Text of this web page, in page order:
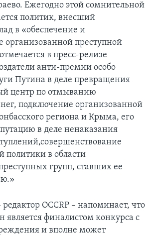
Ежегодно этой сомнительной
политик, внесший
в «обеспечение и
организованной преступной
в пресс-релизе
анти-премии особо
Путина в деле превращения
центр по отмыванию
подключение организованной
региона и Крыма, его
в деле ненаказания
политики в области
групп, ставших ее
OCCRP – напоминает, что
финалистом конкурса с
и вполне может